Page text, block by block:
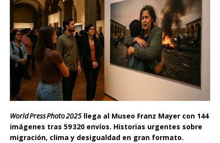
World Press Photo 2025 llega al Museo Franz Mayer con 144
imágenes tras 59 320 envíos. Historias urgentes sobre
migración, clima y desigualdad en gran formato.